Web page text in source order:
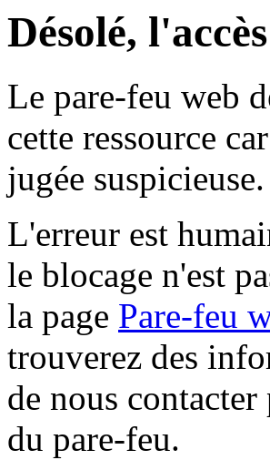
Désolé,
Le pare-feu web
cette ressource
jugée suspicieuse.
L'erreur est
le blocage n'est
la page Pare-feu
trouverez des
de nous
du pare-feu.